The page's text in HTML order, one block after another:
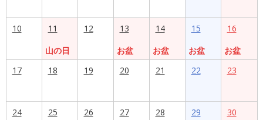
10
11
山の日
12
13
お盆
14
お盆
15
お盆
16
お盆
17
18 19 20 21 22 23
24 25 26 27 28 29 30